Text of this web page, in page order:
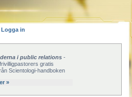
Logga in
i public relations -
gratis
Scientologi-handboken
»